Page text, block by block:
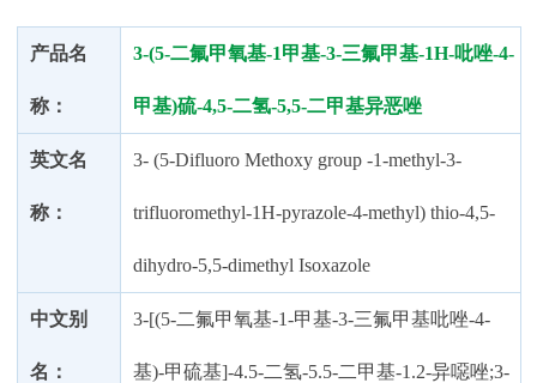
产品名
称：
3-(5-二氟甲氧基-1甲基-3-三氟甲基-1H-吡唑-4-
甲基)硫-4,5-二氢-5,5-二甲基异恶唑
英文名
称：
3- (5-Difluoro Methoxy group -1-methyl-3-
trifluoromethyl-1H-pyrazole-4-methyl) thio-4,5-
dihydro-5,5-dimethyl Isoxazole
中文别
名：
3-[(5-二氟甲氧基-1-甲基-3-三氟甲基吡唑-4-
基)-甲硫基]-4.5-二氢-5.5-二甲基-1.2-异噁唑;3-